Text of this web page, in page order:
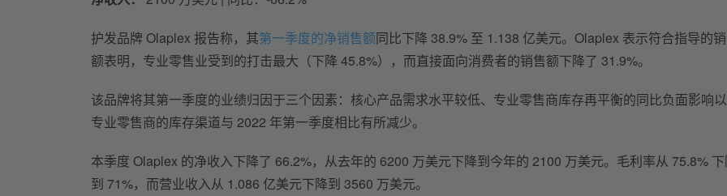
护发品牌 Olaplex 报告称，其第一季度的净销售额同比下降 38.9% 至 1.138 亿美元。Olaplex 表示符合指导的
额表明，专业零售业受到的打击最大（下降 45.8%），而直接面向消费者的销售额下降了 31.9%。
该品牌将其第一季度的业绩归因于三个因素：核心产品需求水平较低、专业零售商库存再平衡的同比负面影响
专业零售商的库存渠道与 2022 年第一季度相比有所减少。
本季度 Olaplex 的净收入下降了 66.2%，从去年的 6200 万美元下降到今年的 2100 万美元。毛利率从 75.8%
到 71%，而营业收入从 1.086 亿美元下降到 3560 万美元。